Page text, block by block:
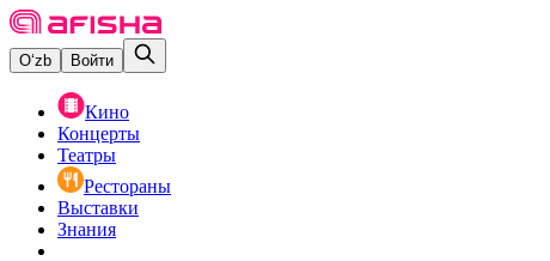
O‘zb Войти
Кино
Концерты
Театры
Рестораны
Выставки
Знания